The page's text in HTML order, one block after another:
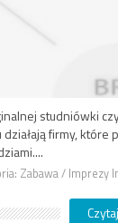
studniówki
firmy,
Zabawa / Imprezy